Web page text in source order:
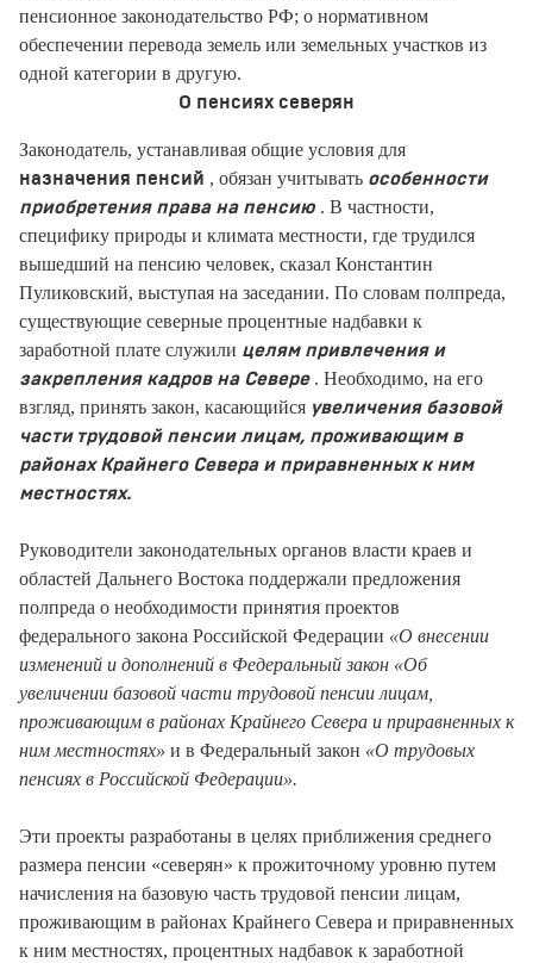
пенсионное законодательство РФ; о нормативном
обеспечении перевода земель или земельных участков из
одной категории в другую.
О пенсиях северян
Законодатель, устанавливая общие условия для
назначения пенсий , обязан учитывать особенности
приобретения права на пенсию . В частности,
специфику природы и климата местности, где трудился
вышедший на пенсию человек, сказал Константин
Пуликовский, выступая на заседании. По словам полпреда,
существующие северные процентные надбавки к
заработной плате служили целям привлечения и
закрепления кадров на Севере . Необходимо, на его
взгляд, принять закон, касающийся увеличения базовой
части трудовой пенсии лицам, проживающим в
районах Крайнего Севера и приравненных к ним
местностях.
Руководители законодательных органов власти краев и
областей Дальнего Востока поддержали предложения
полпреда о необходимости принятия проектов
федерального закона Российской Федерации «О внесении
изменений и дополнений в Федеральный закон «Об
увеличении базовой части трудовой пенсии лицам,
проживающим в районах Крайнего Севера и приравненных к
ним местностях» и в Федеральный закон «О трудовых
пенсиях в Российской Федерации».
Эти проекты разработаны в целях приближения среднего
размера пенсии «северян» к прожиточному уровню путем
начисления на базовую часть трудовой пенсии лицам,
проживающим в районах Крайнего Севера и приравненных
к ним местностях, процентных надбавок к заработной